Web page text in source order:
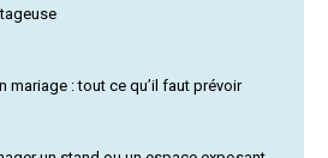
mariage : tout ce qu’il faut prévoir